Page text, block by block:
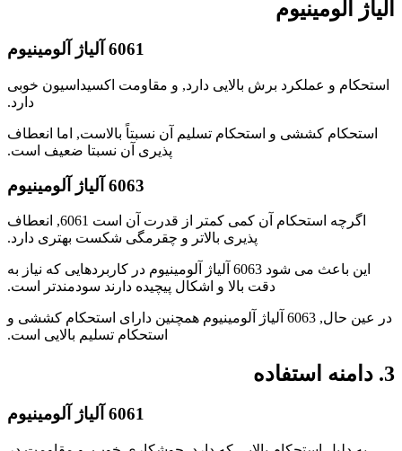
آلیاژ آلومینیوم
6061 آلیاژ آلومینیوم
استحکام و عملکرد برش بالایی دارد, و مقاومت اکسیداسیون خوبی
دارد.
استحکام کششی و استحکام تسلیم آن نسبتاً بالاست, اما انعطاف
پذیری آن نسبتا ضعیف است.
6063 آلیاژ آلومینیوم
اگرچه استحکام آن کمی کمتر از قدرت آن است 6061, انعطاف
پذیری بالاتر و چقرمگی شکست بهتری دارد.
این باعث می شود 6063 آلیاژ آلومینیوم در کاربردهایی که نیاز به
دقت بالا و اشکال پیچیده دارند سودمندتر است.
در عین حال, 6063 آلیاژ آلومینیوم همچنین دارای استحکام کششی و
استحکام تسلیم بالایی است.
3. دامنه استفاده
6061 آلیاژ آلومینیوم